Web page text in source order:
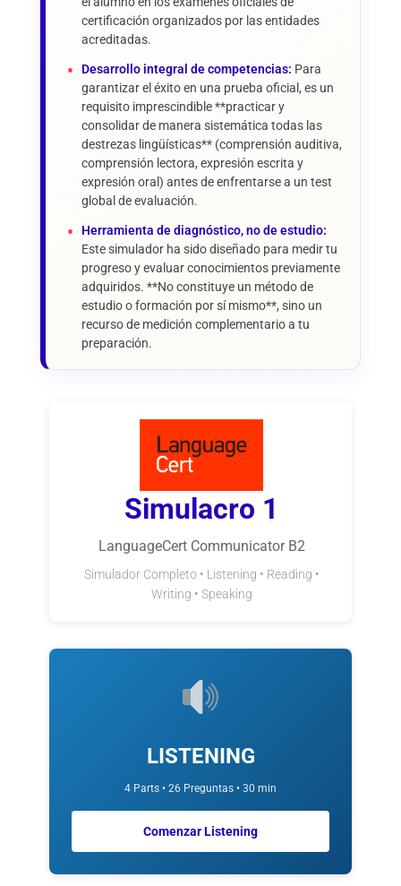
certificación organizados por las entidades
acreditadas.
Desarrollo integral de competencias: Para
garantizar el éxito en una prueba oficial, es un
requisito imprescindible **practicar y
consolidar de manera sistemática todas las
destrezas lingüísticas** (comprensión auditiva,
comprensión lectora, expresión escrita y
expresión oral) antes de enfrentarse a un test
global de evaluación.
Herramienta de diagnóstico, no de estudio:
Este simulador ha sido diseñado para medir tu
progreso y evaluar conocimientos previamente
adquiridos. **No constituye un método de
estudio o formación por sí mismo**, sino un
recurso de medición complementario a tu
preparación.
Simulacro 1
LanguageCert Communicator B2
Simulador Completo • Listening • Reading •
Writing • Speaking
LISTENING
4 Parts • 26 Preguntas • 30 min
Comenzar Listening